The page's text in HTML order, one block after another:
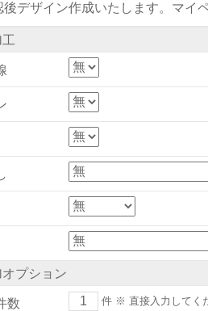
後デザイン作成いたします。マイ
プション
数 件 ※ 直接入力してく